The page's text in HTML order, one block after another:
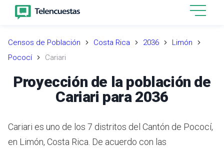
Censos de Población Costa Rica 2036
Limón
Pococí
Cariari
Proyección de la población de
Cariari para 2036
Cariari es uno de los 7 distritos del Cantón de Pococí,
en Limón, Costa Rica. De acuerdo con las